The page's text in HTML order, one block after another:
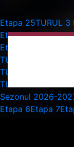
Etapa 25TURUL 3
Etapa 26Etapa 27
Etapa 17
TURUL 2
TURUL 2
TURUL 3
Sezonul 2026-
Etapa 6Etapa 7